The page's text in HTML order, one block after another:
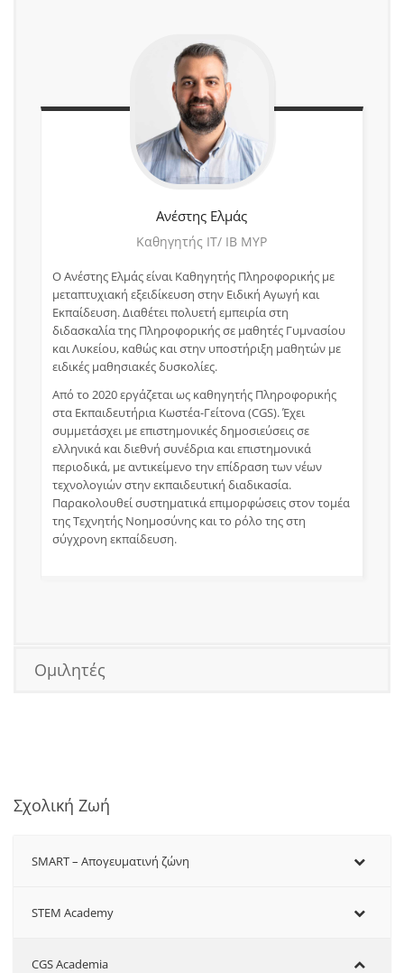
Ανέστης Ελμάς
Καθηγητής ΙΤ/ ΙΒ ΜΥΡ
Ο Ανέστης Ελμάς είναι Καθηγητής Πληροφορικής με
μεταπτυχιακή εξειδίκευση στην Ειδική Αγωγή και
Εκπαίδευση. Διαθέτει πολυετή εμπειρία στη
διδασκαλία της Πληροφορικής σε μαθητές Γυμνασίου
και Λυκείου, καθώς και στην υποστήριξη μαθητών με
ειδικές μαθησιακές δυσκολίες.
Από το 2020 εργάζεται ως καθηγητής Πληροφορικής
στα Εκπαιδευτήρια Κωστέα-Γείτονα (CGS). Έχει
συμμετάσχει με επιστημονικές δημοσιεύσεις σε
ελληνικά και διεθνή συνέδρια και επιστημονικά
περιοδικά, με αντικείμενο την επίδραση των νέων
τεχνολογιών στην εκπαιδευτική διαδικασία.
Παρακολουθεί συστηματικά επιμορφώσεις στον τομέα
της Τεχνητής Νοημοσύνης και το ρόλο της στη
σύγχρονη εκπαίδευση.
Ομιλητές
Σχολική Ζωή
SMART – Aπογευματινή ζώνη
STEM Academy
CGS Academia